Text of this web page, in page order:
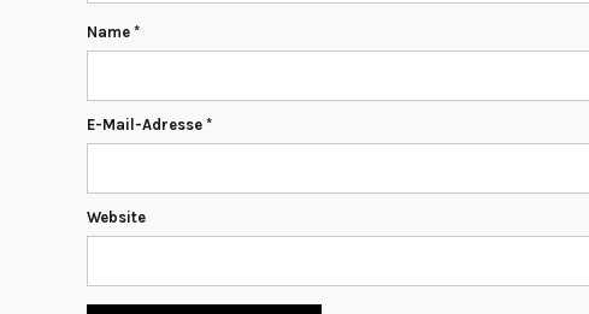
Name *
E-Mail-Adresse *
Website